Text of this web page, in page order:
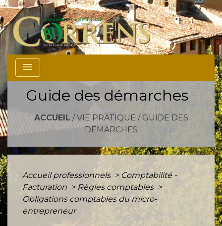
menu
Guide des démarches
ACCUEIL / VIE PRATIQUE / GUIDE DES
DÉMARCHES
Accueil professionnels > Comptabilité -
Facturation > Règles comptables >
Obligations comptables du micro-
entrepreneur